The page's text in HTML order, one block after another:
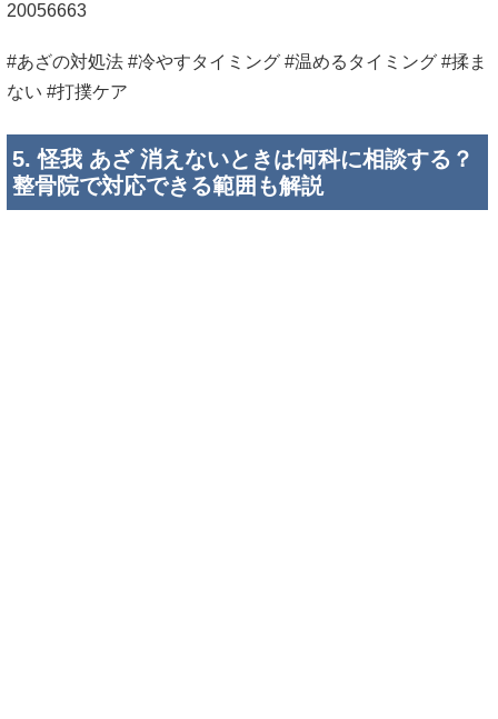
20056663
#あざの対処法 #冷やすタイミング #温めるタイミング #揉ま
ない #打撲ケア
5. 怪我 あざ 消えないときは何科に相談する？
整骨院で対応できる範囲も解説